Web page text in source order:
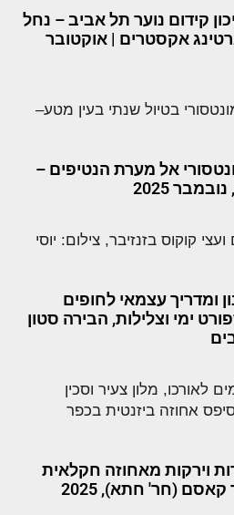
קידום נוער תל אביב – נחל
אקסטרים | אוקטובר
אל מערת הנטיפים –
2025
ומדריך עצמאי לחופים
ימי וצלילות, הבירה סטון
וירקות מאחוזה חקלאית
(חר' חתא), 2025